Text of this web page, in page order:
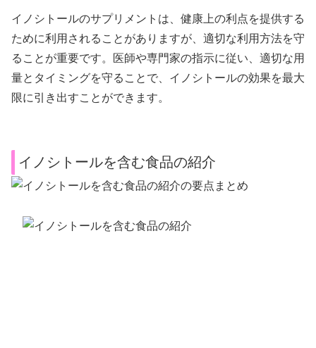
イノシトールのサプリメントは、健康上の利点を提供する
ために利用されることがありますが、適切な利用方法を守
ることが重要です。医師や専門家の指示に従い、適切な用
量とタイミングを守ることで、イノシトールの効果を最大
限に引き出すことができます。
イノシトールを含む食品の紹介